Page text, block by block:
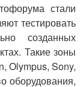
стали
тестировать
созданных
Такие зоны
Olympus, Sony,
оборудования,